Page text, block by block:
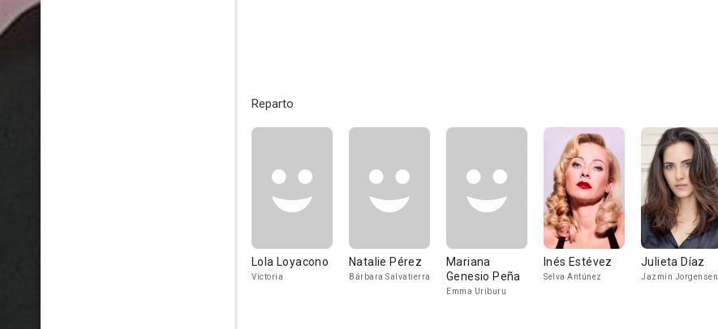
Reparto
Lola Loyacono
Victoria
Natalie Pérez
Bárbara Salvatierra
Mariana
Genesio Peña
Emma Uriburu
Inés Estévez
Selva Antúnez
Julieta Díaz
Jazmín Jorgensen